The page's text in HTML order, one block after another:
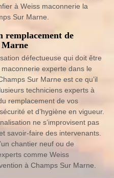
à Weiss maconnerie la
Sur Marne.
remplacement de
Marne
défectueuse qui doit être
experte dans le
Sur Marne est ce qu’il
techniciens experts à
remplacement de vos
et d’hygiène en vigueur.
ne s’improvisent pas
savoir-faire des intervenants.
chantier neuf ou de
comme Weiss
à Champs Sur Marne.